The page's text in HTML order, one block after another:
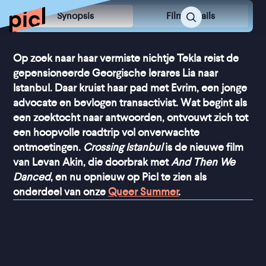
Synopsis Film Details
Op zoek naar haar vermiste nichtje Tekla reist de
gepensioneerde Georgische lerares Lia naar
Istanbul. Daar kruist haar pad met Evrim, een jonge
advocate en bevlogen transactivist. Wat begint als
een zoektocht naar antwoorden, ontvouwt zich tot
een hoopvolle roadtrip vol onverwachte
ontmoetingen. Crossing Istanbulis de nieuwe film
van Levan Akin, die doorbrak metAnd Then We
Danced, en nu opnieuw op Picl te zien als
onderdeel van onzeQueer Summer.